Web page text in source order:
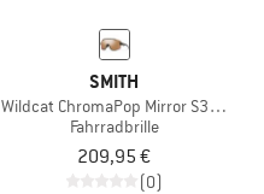
SMITH
Wildcat ChromaPop Mirror S3 + S0
Fahrradbrille
209,95 €
(0)